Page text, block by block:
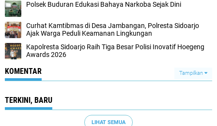
Polsek Buduran Edukasi Bahaya Narkoba Sejak Dini
Curhat Kamtibmas di Desa Jambangan, Polresta Sidoarjo
Ajak Warga Peduli Keamanan Lingkungan
Kapolresta Sidoarjo Raih Tiga Besar Polisi Inovatif Hoegeng
Awards 2026
KOMENTAR Tampilkan
TERKINI, BARU
LIHAT SEMUA